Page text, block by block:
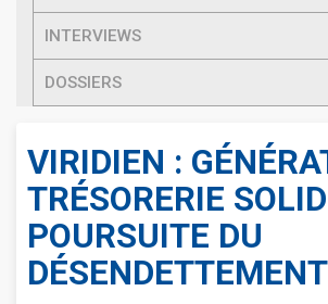
INTERVIEWS
DOSSIERS
VIRIDIEN :
TRÉSORERIE
POURSUITE DU
DÉSENDETTEMENT